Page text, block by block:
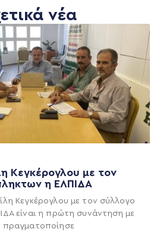
νέα
Κεγκέρογλου με τον
η ΕΛΠΙΔΑ
Κεγκέρογλου με τον σύλλογο
είναι η πρώτη συνάντηση με
πραγματοποίησε